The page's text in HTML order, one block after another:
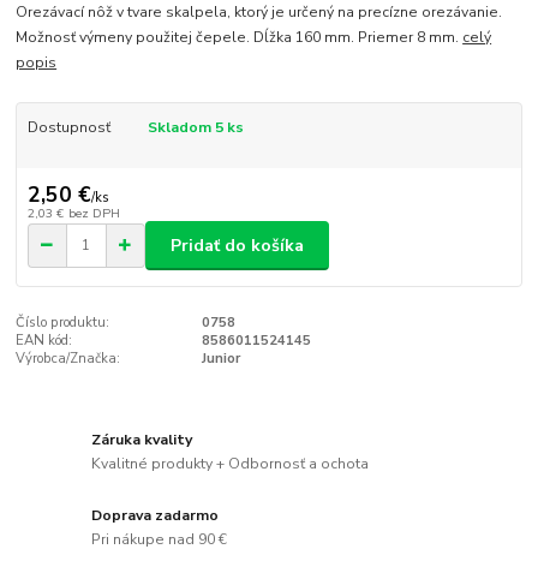
Orezávací nôž v tvare skalpela, ktorý je určený na precízne orezávanie.
Možnosť výmeny použitej čepele. Dĺžka 160 mm. Priemer 8 mm. celý
popis
Dostupnosť Skladom 5 ks
2,50 €/ks
2,03 € bez DPH
Pridať do košíka
Číslo produktu:
0758
EAN kód:
8586011524145
Výrobca/Značka:
Junior
Záruka kvality
Kvalitné produkty + Odbornosť a ochota
Doprava zadarmo
Pri nákupe nad 90 €